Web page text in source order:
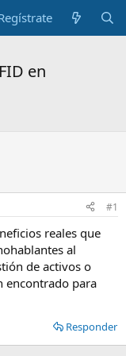
en
#1
reales que
al
de activos o
encontrado para
Responder